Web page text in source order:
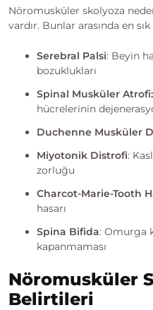
Nöromusküler skolyoza
vardır. Bunlar arasında en
Serebral Palsi: Beyin
bozuklukları
Spinal Musküler Atrofi:
hücrelerinin
Duchenne Musküler
Miyotonik Distrofi:
zorluğu
Charcot-Marie-Tooth
hasarı
Spina Bifida: Omurga
kapanmaması
Nöromusküler
Belirtileri